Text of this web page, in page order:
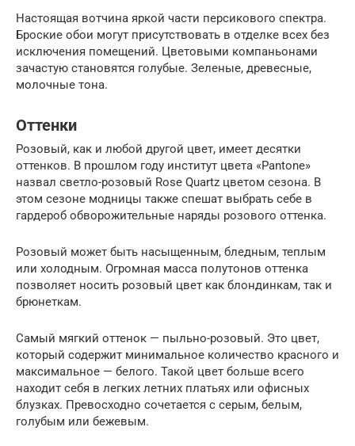
Настоящая вотчина яркой части персикового спектра.
Броские обои могут присутствовать в отделке всех без
исключения помещений. Цветовыми компаньонами
зачастую становятся голубые. Зеленые, древесные,
молочные тона.
Оттенки
Розовый, как и любой другой цвет, имеет десятки
оттенков. В прошлом году институт цвета «Pantone»
назвал светло-розовый Rose Quartz цветом сезона. В
этом сезоне модницы также спешат выбрать себе в
гардероб обворожительные наряды розового оттенка.
Розовый может быть насыщенным, бледным, теплым
или холодным. Огромная масса полутонов оттенка
позволяет носить розовый цвет как блондинкам, так и
брюнеткам.
Самый мягкий оттенок — пыльно-розовый. Это цвет,
который содержит минимальное количество красного и
максимальное — белого. Такой цвет больше всего
находит себя в легких летних платьях или офисных
блузках. Превосходно сочетается с серым, белым,
голубым или бежевым.